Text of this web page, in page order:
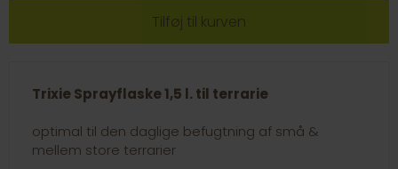
Trixie Sprayflaske 1,5 l. til terrarie
optimal til den daglige befugtning af små &
mellem store terrarier